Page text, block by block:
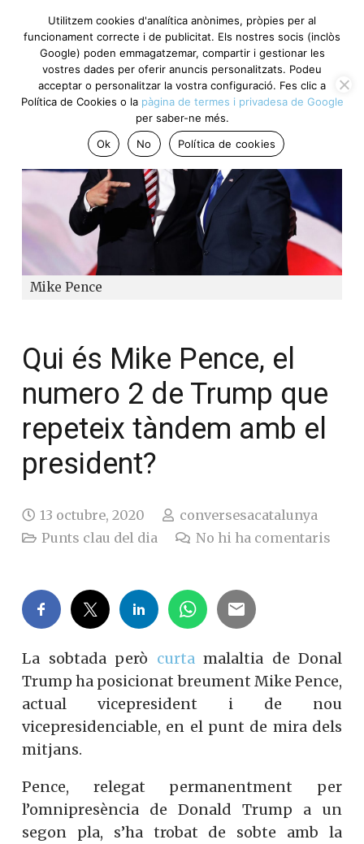
Mike Pence
Qui és Mike Pence, el
numero 2 de Trump que
repeteix tàndem amb el
president?
13 octubre, 2020
conversesacatalunya
Punts clau del dia
No hi ha comentaris
La sobtada però curtamalaltia de Donal
Trump ha posicionat breument Mike Pence,
actual vicepresident i de nou
vicepresidenciable, en el punt de mira dels
mitjans.
Pence, relegat permanentment per
l’omnipresència de Donald Trump a un
segon pla, s’ha trobat de sobte amb la
Utilitzem cookies d'analítica anònimes, pròpies per al
funcionament correcte i de publicitat. Els nostres socis (inclòs
Google) poden emmagatzemar, compartir i gestionar les
vostres dades per oferir anuncis personalitzats. Podeu
acceptar o personalitzar la vostra configuració. Fes clic a
Política de Cookies o la pàgina de termes i privadesa de Google
per saber-ne més.
Ok
No Política de cookies